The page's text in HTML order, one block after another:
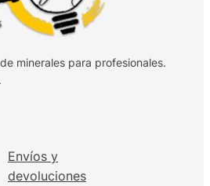
minerales para profesionales.
Envíos y
devoluciones